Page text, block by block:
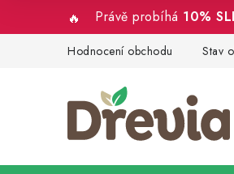
Právě probíhá 10%
Hodnocení obchodu Stav